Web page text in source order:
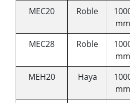
MEC20
Roble
mm
MEC28 Roble
mm
MEH20 Haya
mm